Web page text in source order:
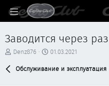
Заводится через раз
А
Denz876
Д
т
01.03.2021
Обслуживание и эксплуатация